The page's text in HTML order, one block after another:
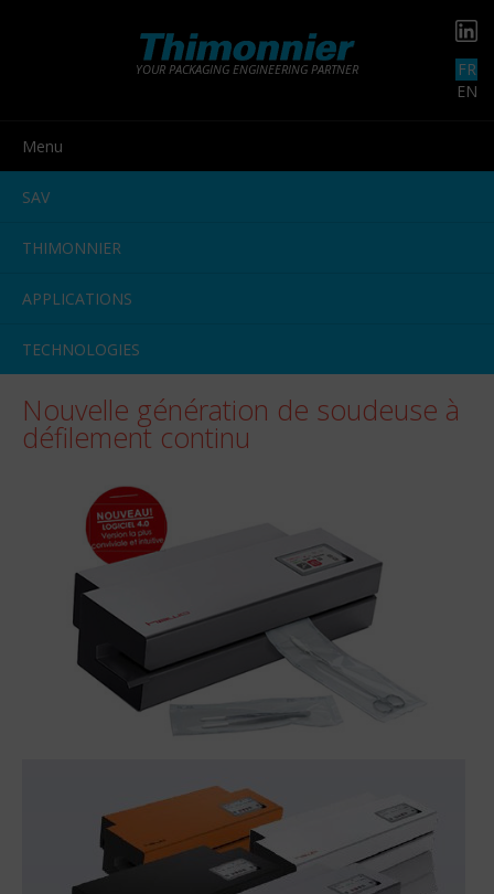
FR
EN
YOUR PACKAGING ENGINEERING PARTNER
Menu
SAV
THIMONNIER
APPLICATIONS
TECHNOLOGIES
Nouvelle génération de soudeuse à
défilement continu